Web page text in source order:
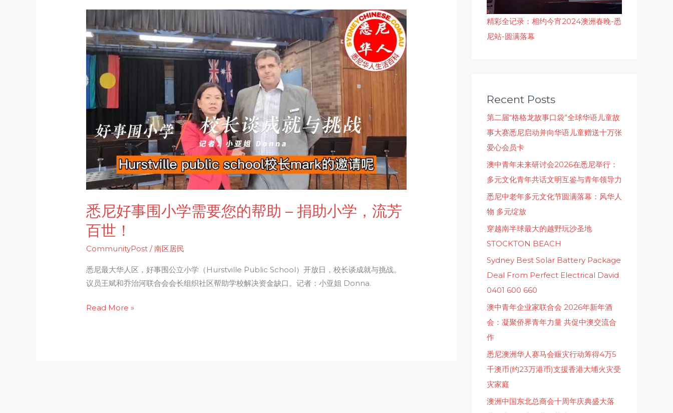
悉尼好事围小学需要您的帮助 – 捐助小学，流芳
百世！
CommunityPost /南区居民
悉尼最大华人区，好事围公立小学（Hurstville Public School）开放日，校长谈成就与挑战。
议员王斌和乔治河联合会会长组织社区帮助学校解决资金缺口。记者：小亚姐 Donna.
尼
好
事
小
学
需
您
的
助
–
捐
助
小
学，
芳
百
Read More »
精彩全记录：相约今宵2024澳洲春晚-悉
尼站-圆满落幕
Recent Posts
第二届“格格龙故事口袋”全球华语儿童故
事大赛悉尼启动并向华语儿童赠送十万张
爱心会员卡
澳中青年未来研讨会2026在悉尼举行：
多元文化青年共话文明互鉴与青年领导力
悉尼中老年多元文化节圆满落幕：风华人
物 多元绽放
穿越南半球最大的越野玩沙圣地
STOCKTON BEACH
Sydney Best Solar Battery Package
Deal From Perfect Electrical David
0401 600 660
澳中青年企业家联合会 2026年新年酒
会：凝聚侨界青年力量 共促中澳交流合
作
悉尼澳洲华人赛马会赈灾行动筹得4万5
千澳币(约23万港币)支援香港大埔火灾受
灾家庭
澳洲中国东北总商会十周年庆典盛大落